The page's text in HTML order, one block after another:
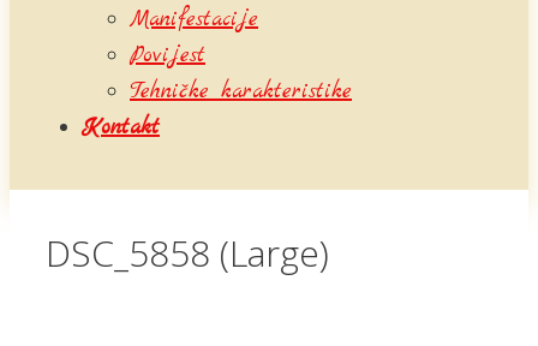
Manifestacije
Povijest
Tehničke karakteristike
Kontakt
DSC_5858 (Large)